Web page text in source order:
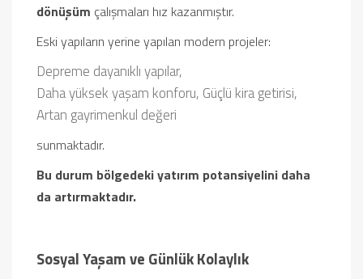
dönüşüm çalışmaları hız kazanmıştır.
Eski yapıların yerine yapılan modern projeler:
Depreme dayanıklı yapılar,
Daha yüksek yaşam konforu, Güçlü kira getirisi,
Artan gayrimenkul değeri
sunmaktadır.
Bu durum bölgedeki yatırım potansiyelini daha
da artırmaktadır.
Sosyal Yaşam ve Günlük Kolaylık